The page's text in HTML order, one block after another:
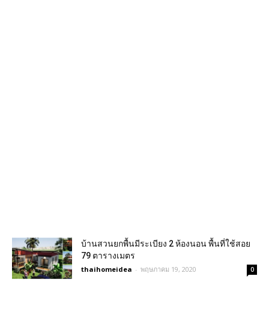
บ้านสวนยกพื้นมีระเบียง 2 ห้องนอน พื้นที่ใช้สอย
79 ตารางเมตร
thaihomeidea - พฤษภาคม 19, 2020 0